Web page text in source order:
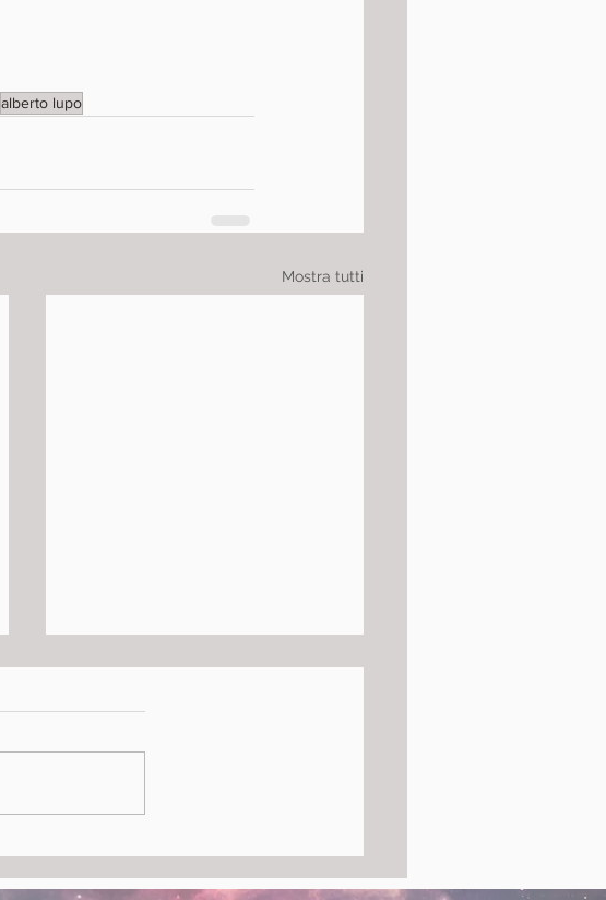
alberto lupo
Mostra tutti
🦇 Nosferatu – Anatomia di
un Mito: Presentazione del